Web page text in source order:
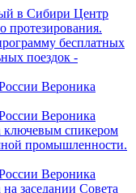
в Сибири Центр
протезирования.
бесплатных
поездок -
Вероника
Вероника
ключевым спикером
промышленности.
Вероника
заседании Совета